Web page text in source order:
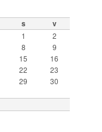
s v
1
2
8
9
15
16
22
23
29
30